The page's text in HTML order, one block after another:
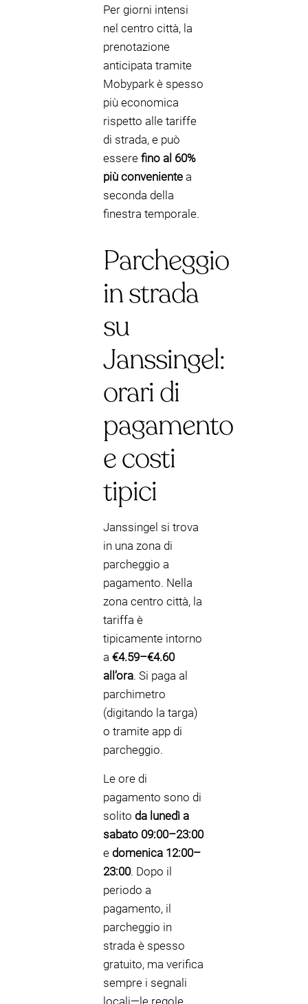
Per giorni intensi
nel centro città, la
prenotazione
anticipata tramite
Mobypark è spesso
più economica
rispetto alle tariffe
di strada, e può
essere fino al 60%
più conveniente a
seconda della
finestra temporale.
Parcheggio
in strada
su
Janssingel:
orari di
pagamento
e costi
tipici
Janssingel si trova
in una zona di
parcheggio a
pagamento. Nella
zona centro città, la
tariffa è
tipicamente intorno
a €4.59–€4.60
all’ora. Si paga al
parchimetro
(digitando la targa)
o tramite app di
parcheggio.
Le ore di
pagamento sono di
solito da lunedì a
sabato 09:00–23:00
e domenica 12:00–
23:00. Dopo il
periodo a
pagamento, il
parcheggio in
strada è spesso
gratuito, ma verifica
sempre i segnali